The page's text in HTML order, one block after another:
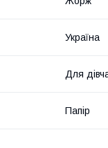
Україна
Для
Папір